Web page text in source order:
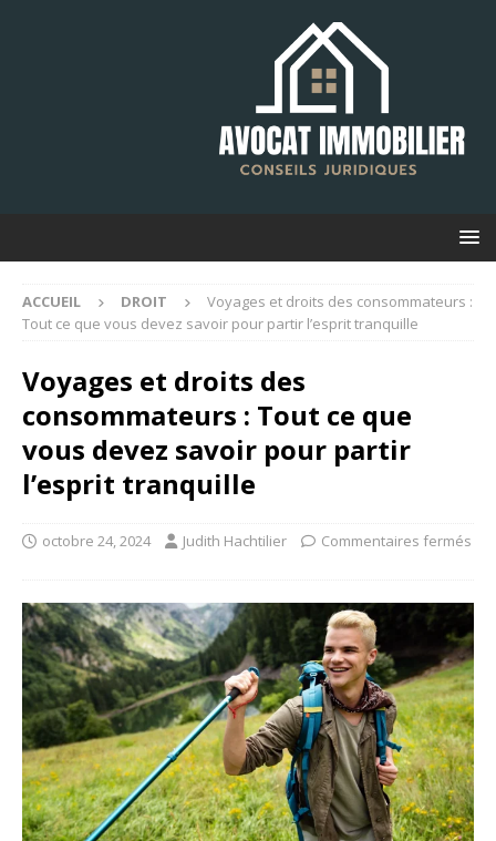
ACCUEIL DROIT
Voyages et droits des consommateurs :
Tout ce que vous devez savoir pour partir l’esprit tranquille
Voyages et droits des
consommateurs : Tout ce que
vous devez savoir pour partir
l’esprit tranquille
octobre 24, 2024 Judith Hachtilier Commentaires fermés